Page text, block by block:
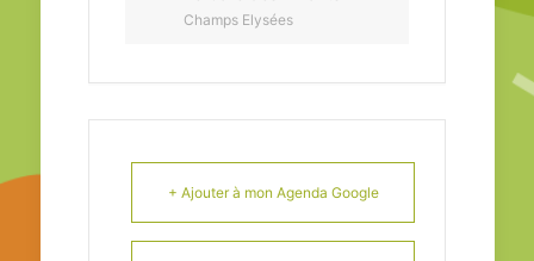
Champs Elysées
+ Ajouter à mon Agenda Google